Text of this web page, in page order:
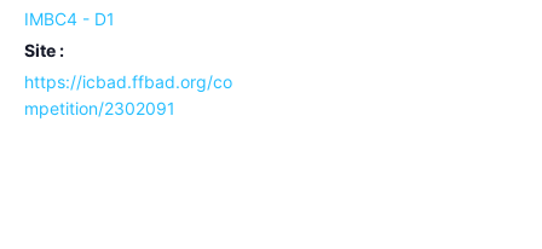
IMBC4 - D1
Site :
https://icbad.ffbad.org/co
mpetition/2302091